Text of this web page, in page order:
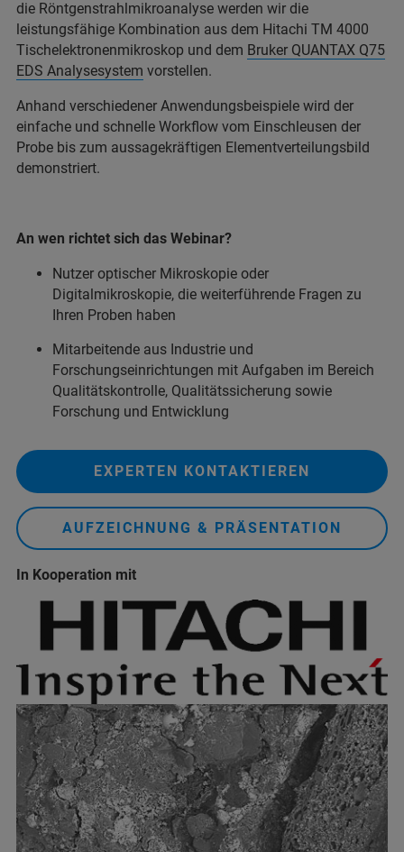
die Röntgenstrahlmikroanalyse werden wir die
leistungsfähige Kombination aus dem Hitachi TM 4000
Tischelektronenmikroskop und dem Bruker QUANTAX Q75
EDS Analysesystem vorstellen.
Anhand verschiedener Anwendungsbeispiele wird der
einfache und schnelle Workflow vom Einschleusen der
Probe bis zum aussagekräftigen Elementverteilungsbild
demonstriert.
An wen richtet sich das Webinar?
Nutzer optischer Mikroskopie oder
Digitalmikroskopie, die weiterführende Fragen zu
Ihren Proben haben
Mitarbeitende aus Industrie und
Forschungseinrichtungen mit Aufgaben im Bereich
Qualitätskontrolle, Qualitätssicherung sowie
Forschung und Entwicklung
EXPERTEN KONTAKTIEREN
AUFZEICHNUNG & PRÄSENTATION
In Kooperation mit